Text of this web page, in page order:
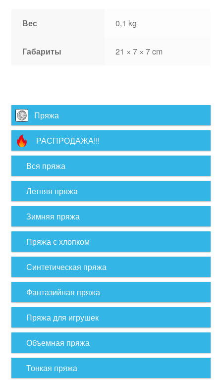
Вес 0,1 kg
Габариты 21 × 7 × 7 cm
Пряжа
РАСПРОДАЖА!!!
Вся пряжа
Летняя пряжа
Зимняя пряжа
Пряжа с хлопком
Синтетическая пряжа
Фантазийная пряжа
Пряжа для игрушек
Объемная пряжа
Тонкая пряжа